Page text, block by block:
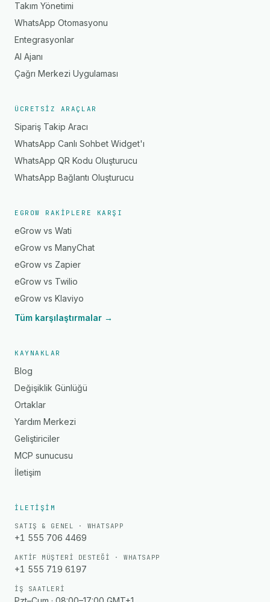
Takım Yönetimi
WhatsApp Otomasyonu
Entegrasyonlar
AI Ajanı
Çağrı Merkezi Uygulaması
ÜCRETSIZ ARAÇLAR
Sipariş Takip Aracı
WhatsApp Canlı Sohbet Widget'ı
WhatsApp QR Kodu Oluşturucu
WhatsApp Bağlantı Oluşturucu
EGROW RAKIPLERE KARŞI
eGrow vs Wati
eGrow vs ManyChat
eGrow vs Zapier
eGrow vs Twilio
eGrow vs Klaviyo
Tüm karşılaştırmalar →
KAYNAKLAR
Blog
Değişiklik Günlüğü
Ortaklar
Yardım Merkezi
Geliştiriciler
MCP sunucusu
İletişim
İLETIŞIM
SATIŞ & GENEL · WHATSAPP
+1 555 706 4469
AKTIF MÜŞTERI DESTEĞI · WHATSAPP
+1 555 719 6197
İŞ SAATLERI